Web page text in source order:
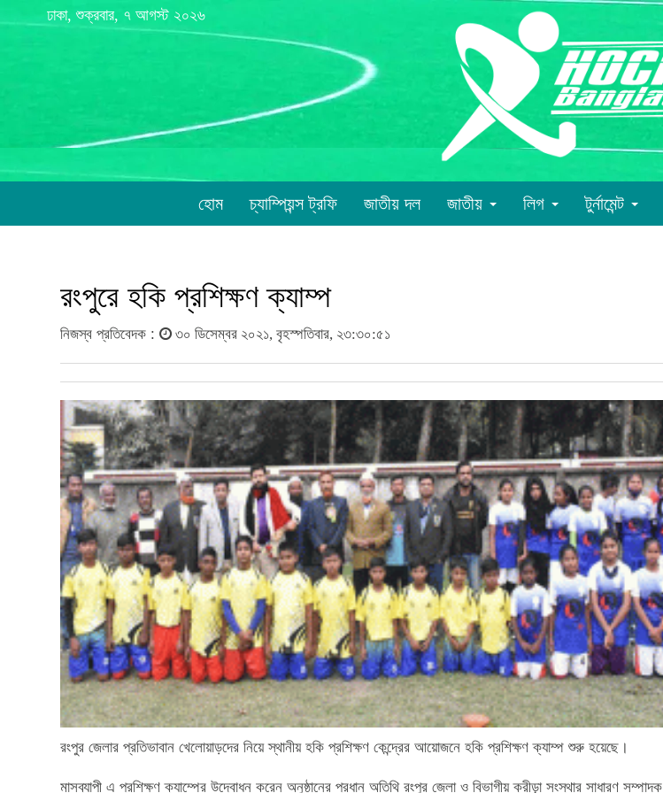
ঢাকা, শুক্রবার, ৭ আগস্ট ২০২৬
হোম চ্যাম্পিয়ন্স ট্রফি জাতীয় দল জাতীয় লিগ টুর্নামেন্ট
রংপুরে হকি প্রশিক্ষণ ক্যাম্প
নিজস্ব প্রতিবেদক : ৩০ ডিসেম্বর ২০২১, বৃহস্পতিবার, ২৩:৩০:৫১
রংপুর জেলার প্রতিভাবান খেলোয়াড়দের নিয়ে স্থানীয় হকি প্রশিক্ষণ কেন্দ্রের আয়োজনে হকি প্রশিক্ষণ ক্যাম্প শুরু হয়েছে।
মাসব্যাপী এ প্রশিক্ষণ ক্যাম্পের উদ্বোধন করেন অনুষ্ঠানের প্রধান অতিথি রংপুর জেলা ও বিভাগীয় ক্রীড়া সংস্থার সাধারণ সম্পাদক